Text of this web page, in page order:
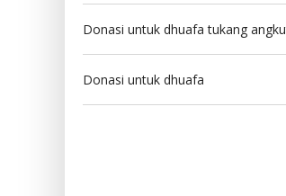
Donasi untuk dhuafa tukang
Donasi untuk dhuafa